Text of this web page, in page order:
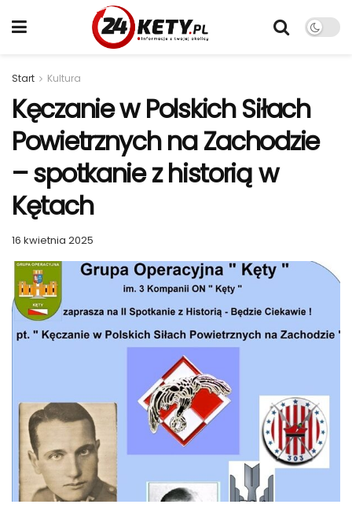
Start Kultura
Kęczanie w Polskich Siłach
Powietrznych na Zachodzie
– spotkanie z historią w
Kętach
16 kwietnia 2025